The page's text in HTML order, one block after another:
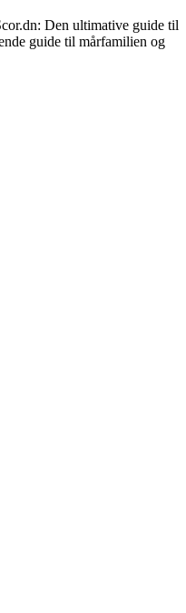
Den ultimative guide til
guide til mårfamilien og